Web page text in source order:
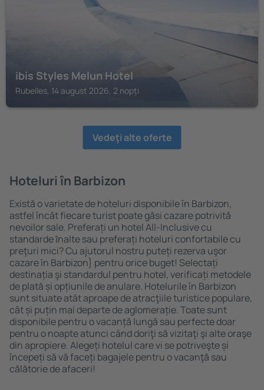
ibis Styles Melun Hotel
Rubelles, 14 august 2026, 2 nopți
Vedeţi alte oferte
Hoteluri în Barbizon
Există o varietate de hoteluri disponibile în Barbizon,
astfel încât fiecare turist poate găsi cazare potrivită
nevoilor sale. Preferați un hotel All-Inclusive cu
standarde ȋnalte sau preferați hoteluri confortabile cu
preţuri mici? Cu ajutorul nostru puteți rezerva uşor
cazare în Barbizon} pentru orice buget! Selectați
destinația şi standardul pentru hotel, verificați metodele
de plată și opțiunile de anulare. Hotelurile în Barbizon
sunt situate atât aproape de atracţiile turistice populare,
cât și puțin mai departe de aglomerație. Toate sunt
disponibile pentru o vacanță lungă sau perfecte doar
pentru o noapte atunci când doriţi să vizitaţi şi alte oraşe
din apropiere. Alegeți hotelul care vi se potriveşte și
începeți să vă faceți bagajele pentru o vacanţă sau
călătorie de afaceri!